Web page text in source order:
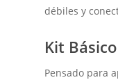
débiles y
Kit
Pensado para